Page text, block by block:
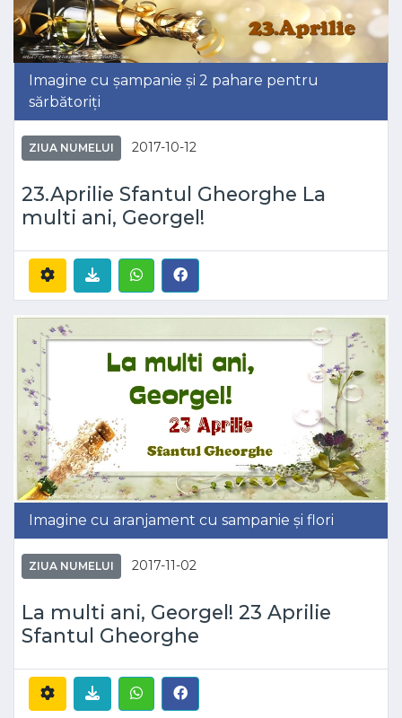
Imagine cu șampanie și 2 pahare pentru
sărbătoriți
ZIUA NUMELUI 2017-10-12
23.Aprilie Sfantul Gheorghe La
multi ani, Georgel!
Imagine cu aranjament cu sampanie și flori
ZIUA NUMELUI 2017-11-02
La multi ani, Georgel! 23 Aprilie
Sfantul Gheorghe